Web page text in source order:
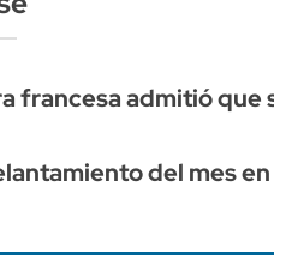
francesa admitió que
del mes en